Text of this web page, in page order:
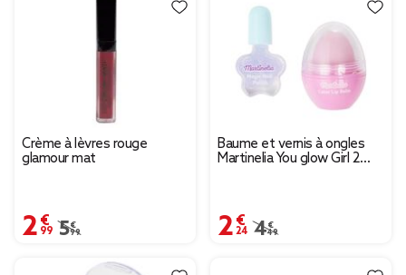
Crème à lèvres rouge
glamour mat
2,99 €
Prix remisé de 5,99 € à 2,99 €
5,99 €
Baume et vernis à ongles
Martinelia You glow Girl 2
2,24 €
Prix remisé de 4,49 €
4,49 €